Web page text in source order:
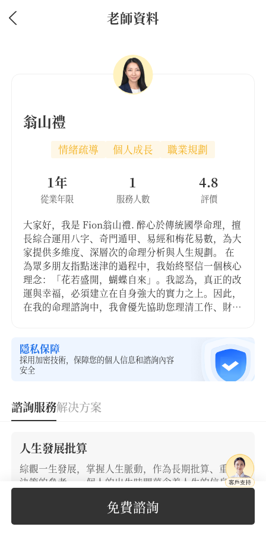
老師資料
翁山禮
情緒疏導 個人成長 職業規劃
從業年限
1年
服務人數
1
評價
4.8
​大家好，我是 Fion翁山禮. 醉心於傳統國學命理，擅
長綜合運用八字、奇門遁甲、易經和梅花易數，為大
家提供多維度、深層次的命理分析與人生規劃。 ​在
為眾多朋友指點迷津的過程中，我始終堅信一個核心
理念：「花若盛開，蝴蝶自來」。我認為，真正的改
運與幸福，必須建立在自身強大的實力之上。因此，
在我的命理諮詢中，我會優先協助您理清工作、財運
底氣，您才有真正的「本錢」去做出更從容、更自由
的人生選擇——這其中，自然也包括
隱私保障
採用加密技術，保障您的個人信息和諮詢內容
安全
諮詢服務解决方案
人生發展批算
綜觀一生發展，掌握人生脈動，作為長期批算、重大
決策的參考。一個人的出生時間藴含着人生的信息，
各方面，可以推斷一生的富貴貧賤、好壞禍福。老師
通過你的生辰八字批算，讓你做好人生批算，提升自
免費諮詢